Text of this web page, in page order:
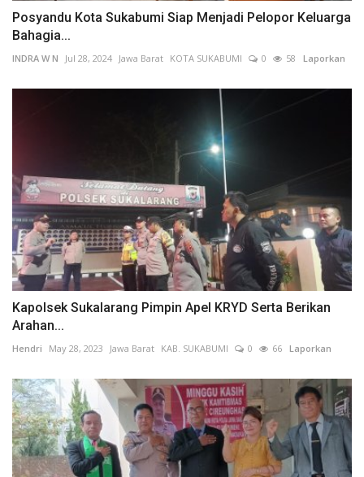
Posyandu Kota Sukabumi Siap Menjadi Pelopor Keluarga
Bahagia...
INDRA W N Jul 28, 2024 Jawa Barat KOTA SUKABUMI 0 58 Laporkan
Kapolsek Sukalarang Pimpin Apel KRYD Serta Berikan
Arahan...
Hendri May 28, 2023 Jawa Barat KAB. SUKABUMI 0 66 Laporkan